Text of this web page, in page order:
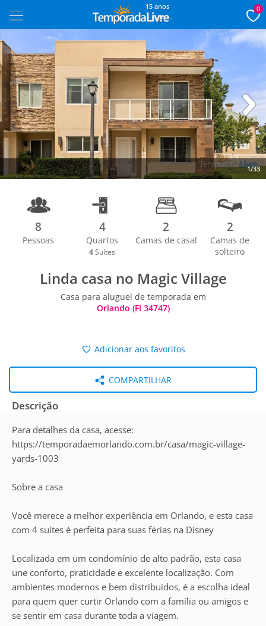
15 anos 0
1/33
Next
8
Pessoas
4
Quartos
4 Suítes
2
Camas de casal
2
Camas de
solteiro
Linda casa no Magic Village
Casa para aluguel de temporada em
Orlando (Fl 34747)
Adicionar aos favoritos
COMPARTILHAR
Descrição
Para detalhes da casa, acesse:
https://temporadaemorlando.com.br/casa/magic-village-
yards-1003
Sobre a casa
Você merece a melhor experiência em Orlando, e esta casa
com 4 suítes é perfeita para suas férias na Disney
Localizada em um condomínio de alto padrão, esta casa
une conforto, praticidade e excelente localização. Com
ambientes modernos e bem distribuídos, é a escolha ideal
para quem quer curtir Orlando com a família ou amigos e
se sentir em casa durante toda a viagem.